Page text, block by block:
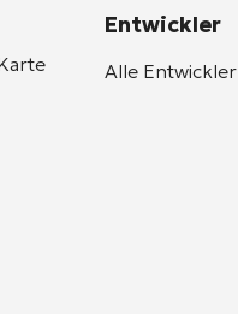
Entwickler
Alle Entwickler